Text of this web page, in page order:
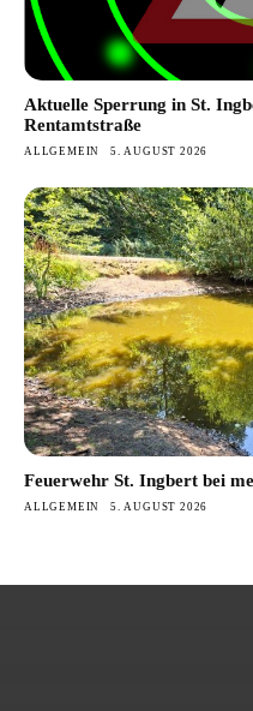
Aktuelle Sperrung in St.
Rentamtstraße
ALLGEMEIN 5. AUGUST 2026
Feuerwehr St. Ingbert bei
ALLGEMEIN 5. AUGUST 2026